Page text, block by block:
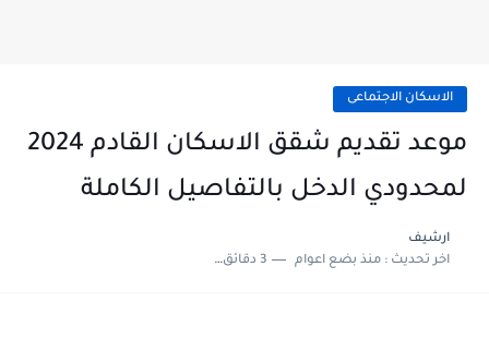
الاسكان الاجتماعى
موعد تقديم شقق الاسكان القادم 2024
لمحدودي الدخل بالتفاصيل الكاملة
ارشيف
اخر تحديث :منذ بضع اعوام 3 دقائق للقراءة